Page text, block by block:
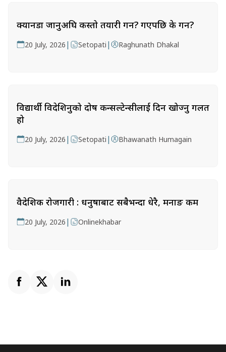
क्यानडा जानुअघि कस्तो तयारी गर्ने? गएपछि के गर्ने?
20 July, 2026 | Setopati | Raghunath Dhakal
विद्यार्थी विदेशिनुको दोष कन्सल्टेन्सीलाई दिन खोज्नु गलत
हो
20 July, 2026 | Setopati | Bhawanath Humagain
वैदेशिक रोजगारी : धनुषाबाट सबैभन्दा धेरै, मनाङ कम
20 July, 2026 | Onlinekhabar